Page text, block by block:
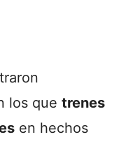
los que trenes
en hechos